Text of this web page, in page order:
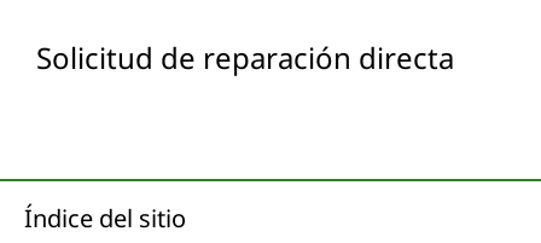
Solicitud de reparación directa
Índice del sitio